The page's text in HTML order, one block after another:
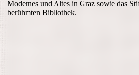
Modernes und Altes in Graz sowie das
berühmten Bibliothek.